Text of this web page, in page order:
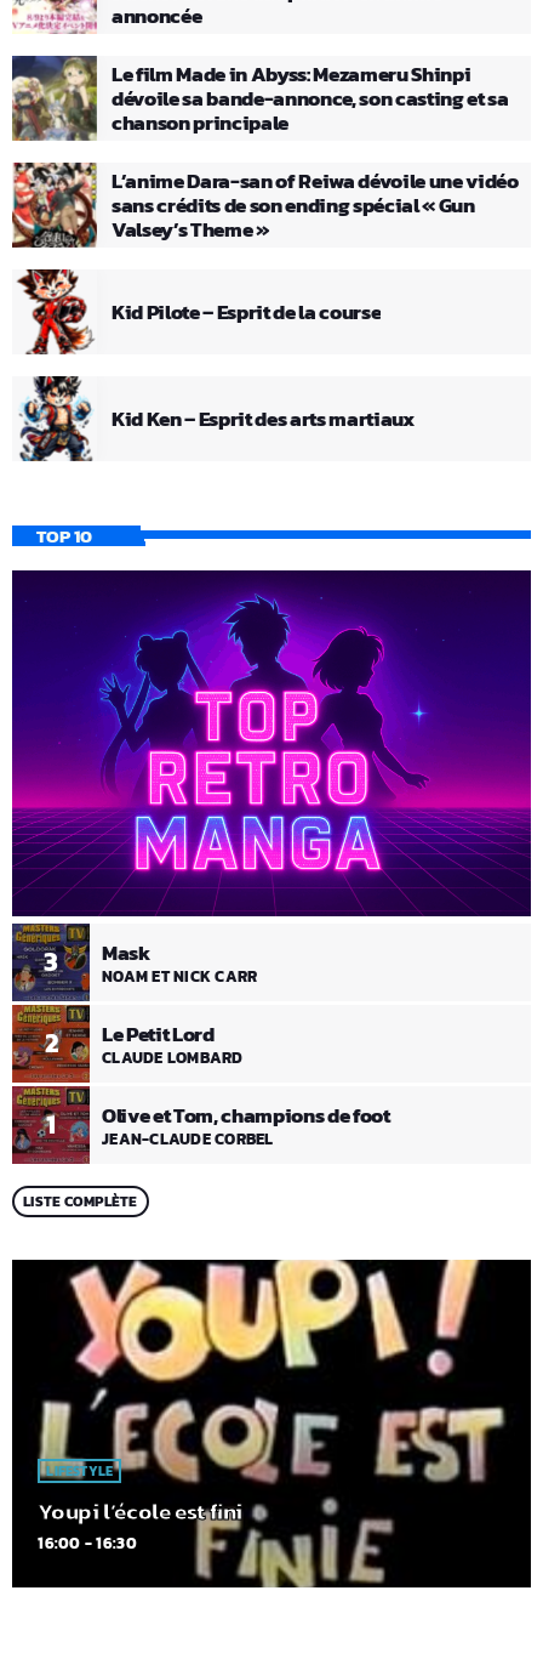
annoncée
Le film Made in Abyss: Mezameru Shinpi
dévoile sa bande-annonce, son casting et sa
chanson principale
L’anime Dara-san of Reiwa dévoile une vidéo
sans crédits de son ending spécial « Gun
Valsey’s Theme »
Kid Pilote – Esprit de la course
Kid Ken – Esprit des arts martiaux
TOP 10
1 Olive et Tom, champions de foot
JEAN-CLAUDE CORBEL
2 Le Petit Lord
CLAUDE LOMBARD
3 Mask
NOAM ET NICK CARR
LISTE COMPLÈTE
LIFESTYLE
Youpi l’école est fini
16:00 - 16:30